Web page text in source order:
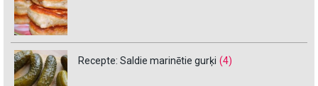
Recepte: Saldie marinētie gurķi (4)